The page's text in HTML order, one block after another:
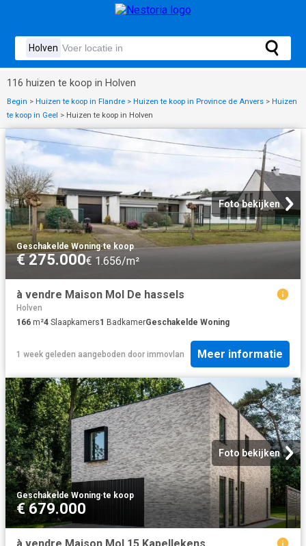
116 huizen te koop in Holven
Begin > Huizen te koop in Flandre > Huizen te koop in Province de Anvers > Huizen
te koop in Geel > Huizen te koop in Holven
Foto bekijken
Geschakelde Woning·te koop
€ 275.000€ 1.656/m²
à vendre Maison Mol De hassels
Holven
166 m²4 Slaapkamers1 BadkamerGeschakelde Woning
1 week geleden aangeboden door immovlan Meer informatie
Foto bekijken
Geschakelde Woning·te koop
€ 679.000
à vendre Maison Mol 15 Kapellekens